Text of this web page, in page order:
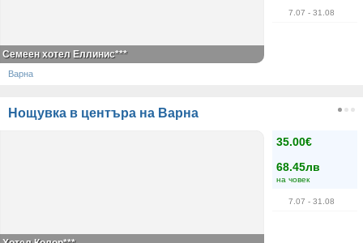
7.07 - 31.08
Семеен хотел Еллинис***
Варна
Нощувка в центъра на Варна
35.00€
68.45лв
на човек
7.07 - 31.08